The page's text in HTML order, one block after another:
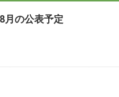
月の公表予定